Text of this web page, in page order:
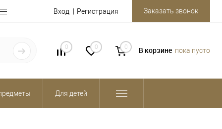
Вход Регистрация Заказать звонок
0 0 0 В корзине пока пусто
Для детей